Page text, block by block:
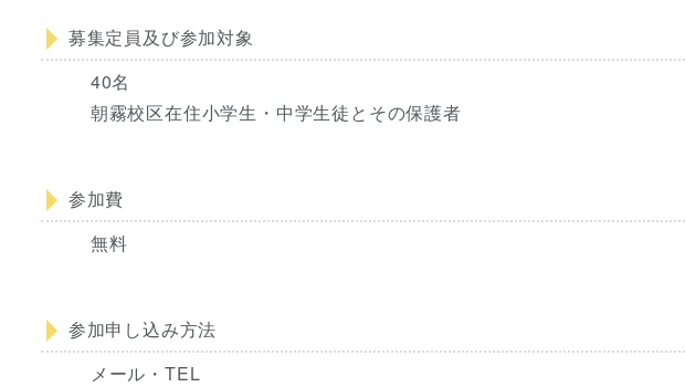
募集定員及び参加対象
40名
朝霧校区在住小学生・中学生徒とその保護者
参加費
無料
参加申し込み方法
メール・TEL